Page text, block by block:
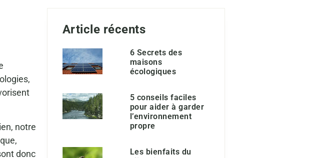
notre
donc
Article récents
6 Secrets des
maisons
écologiques
5 conseils faciles
pour aider à garder
l’environnement
propre
Les bienfaits du